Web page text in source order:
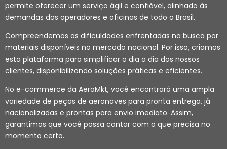
permite oferecer um serviço ágil e confiável, alinhado às
demandas dos operadores e oficinas de todo o Brasil.
Compreendemos as dificuldades enfrentadas na busca por
materiais disponíveis no mercado nacional. Por isso, criamos
esta plataforma para simplificar o dia a dia dos nossos
clientes, disponibilizando soluções práticas e eficientes.
No e-commerce da AeroMkt, você encontrará uma ampla
variedade de peças de aeronaves para pronta entrega, já
nacionalizadas e prontas para envio imediato. Assim,
garantimos que você possa contar com o que precisa no
momento certo.